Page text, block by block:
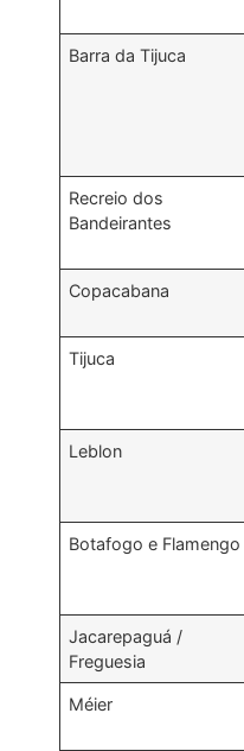
Barra da Tijuca
Recreio dos
Bandeirantes
Copacabana
Tijuca
Leblon
Botafogo e Flamengo
Jacarepaguá /
Freguesia
Méier